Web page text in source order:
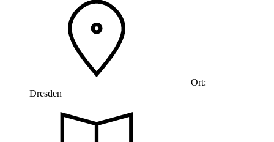
Ort:
Dresden